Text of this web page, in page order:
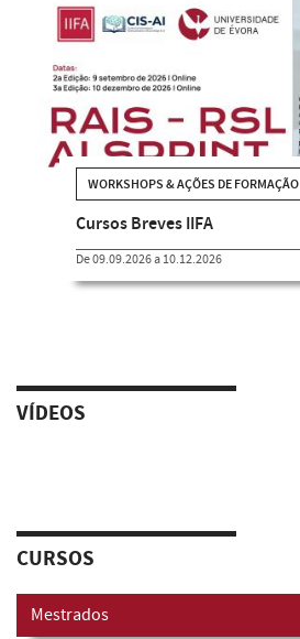
WORKSHOPS & AÇÕES DE FORMAÇÃO
Cursos Breves IIFA
De 09.09.2026 a 10.12.2026
VÍDEOS
CURSOS
Mestrados